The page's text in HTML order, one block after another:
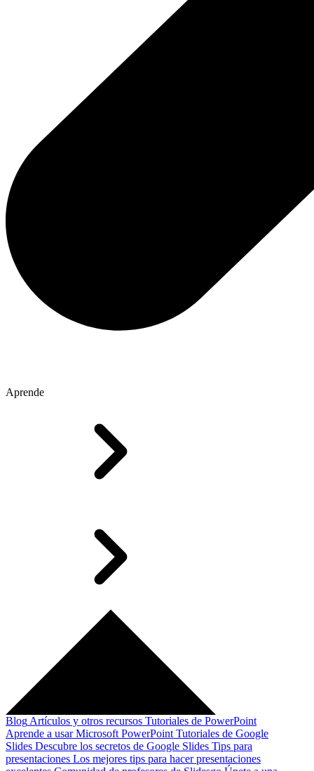
Aprende
Blog Artículos y otros recursos Tutoriales de PowerPoint
Aprende a usar Microsoft PowerPoint Tutoriales de Google
Slides Descubre los secretos de Google Slides Tips para
presentaciones Los mejores tips para hacer presentaciones